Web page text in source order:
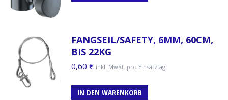
FANGSEIL/SAFETY, 6MM, 60CM,
BIS 22KG
0,60 € inkl. MwSt. pro Einsatztag
IN DEN WARENKORB